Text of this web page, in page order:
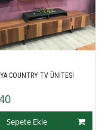
COUNTRY TV ÜNİTESİ
Sepete Ekle